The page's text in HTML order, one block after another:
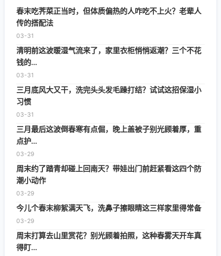
春末吃荠菜正当时，但体质偏热的人咋吃不上火？老辈人
传的搭配法
03-31
清明前这波暖湿气流来了，家里衣柜悄悄返潮？三个不花
钱的...
03-31
三月底风大又干，洗完头头发毛躁打结？试试这招保湿小
习惯
03-31
三月最后这波倒春寒有点倔，晚上盖被子别光顾着厚，重
点护...
03-29
周末约了踏青却碰上回南天？带娃出门前赶紧看这四个防
潮小动作
03-29
今儿个春末柳絮满天飞，洗鼻子擦眼睛这三样家里得常备
03-29
周末打算去山里赏花？别光顾着拍照，这种春雾天开车真
得盯...